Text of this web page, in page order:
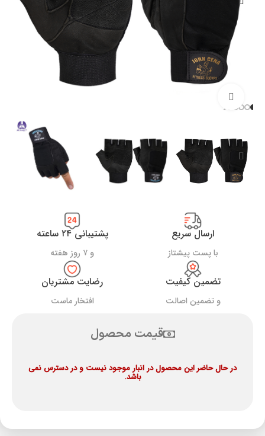
ارسال سریع
با پست پیشتاز
پشتیبانی ۲۴ ساعته
و ۷ روز هفته
تضمین کیفیت
و تضمین اصالت
رضایت مشتریان
افتخار ماست
قیمت محصول
در حال حاضر این محصول در انبار موجود نیست و در دسترس نمی
باشد.